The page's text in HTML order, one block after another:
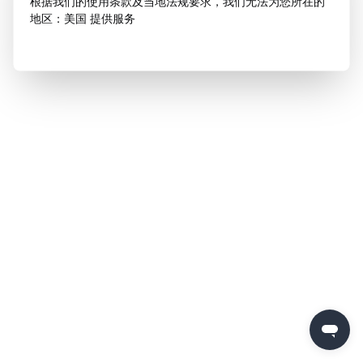
地区：美国 提供服务